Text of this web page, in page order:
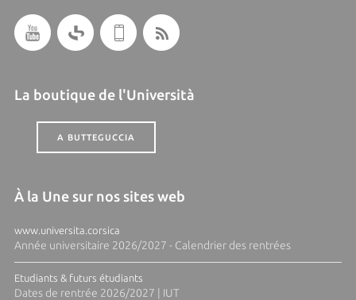
La boutique de l'Università
A BUTTEGUCCIA
À la Une sur nos sites web
www.universita.corsica
Année universitaire 2026/2027 - Calendrier des rentrées
Etudiants & futurs étudiants
Dates de rentrée 2026/2027 | IUT